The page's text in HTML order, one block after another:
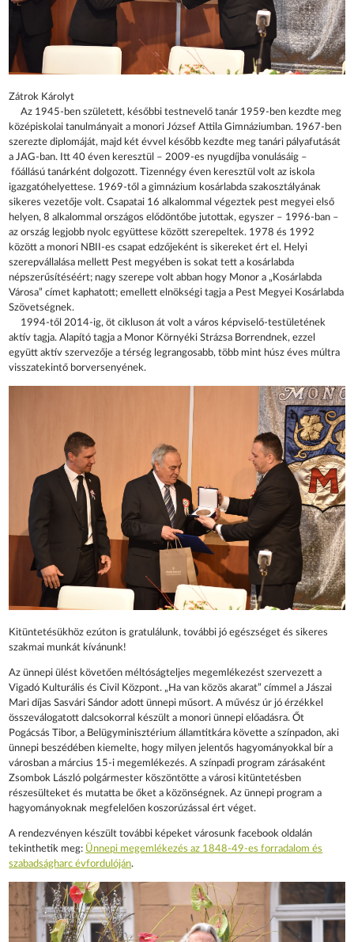
Zátrok Károlyt
Az 1945-ben született, későbbi testnevelő tanár 1959-ben kezdte meg
középiskolai tanulmányait a monori József Attila Gimnáziumban. 1967-ben
szerezte diplomáját, majd két évvel később kezdte meg tanári pályafutását
a JAG-ban. Itt 40 éven keresztül – 2009-es nyugdíjba vonulásáig –
főállású tanárként dolgozott. Tizennégy éven keresztül volt az iskola
igazgatóhelyettese. 1969-től a gimnázium kosárlabda szakosztályának
sikeres vezetője volt. Csapatai 16 alkalommal végeztek pest megyei első
helyen, 8 alkalommal országos elődöntőbe jutottak, egyszer – 1996-ban –
az ország legjobb nyolc együttese között szerepeltek. 1978 és 1992
között a monori NBII-es csapat edzőjeként is sikereket ért el. Helyi
szerepvállalása mellett Pest megyében is sokat tett a kosárlabda
népszerűsítéséért; nagy szerepe volt abban hogy Monor a „Kosárlabda
Városa” címet kaphatott; emellett elnökségi tagja a Pest Megyei Kosárlabda
Szövetségnek.
1994-től 2014-ig, öt cikluson át volt a város képviselő-testületének
aktív tagja. Alapító tagja a Monor Környéki Strázsa Borrendnek, ezzel
együtt aktív szervezője a térség legrangosabb, több mint húsz éves múltra
visszatekintő borversenyének.
Kitüntetésükhöz ezúton is gratulálunk, további jó egészséget és sikeres
szakmai munkát kívánunk!
Az ünnepi ülést követően méltóságteljes megemlékezést szervezett a
Vigadó Kulturális és Civil Központ. „Ha van közös akarat” címmel a Jászai
Mari díjas Sasvári Sándor adott ünnepi műsort. A művész úr jó érzékkel
összeválogatott dalcsokorral készült a monori ünnepi előadásra. Őt
Pogácsás Tibor, a Belügyminisztérium államtitkára követte a színpadon, aki
ünnepi beszédében kiemelte, hogy milyen jelentős hagyományokkal bír a
városban a március 15-i megemlékezés. A színpadi program zárásaként
Zsombok László polgármester köszöntötte a városi kitüntetésben
részesülteket és mutatta be őket a közönségnek. Az ünnepi program a
hagyományoknak megfelelően koszorúzással ért véget.
A rendezvényen készült további képeket városunk facebook oldalán
tekinthetik meg: Ünnepi megemlékezés az 1848-49-es forradalom és
szabadságharc évfordulóján.